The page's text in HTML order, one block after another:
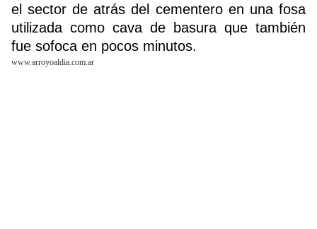
el sector de atrás del cementero en una fosa
utilizada como cava de basura que también
fue sofoca en pocos minutos.
www.arroyoaldia.com.ar